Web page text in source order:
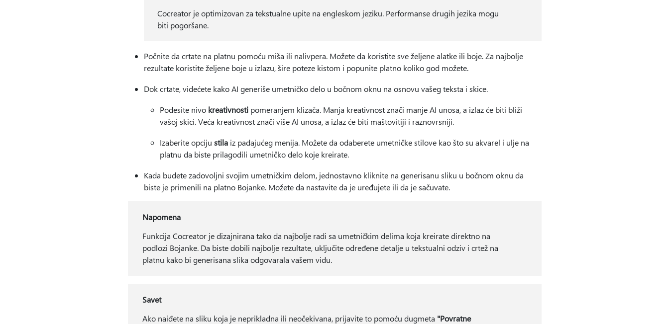
Cocreator je optimizovan za tekstualne upite na engleskom jeziku. Performanse drugih jezika mogu
biti pogoršane.
Počnite da crtate na platnu pomoću miša ili nalivpera. Možete da koristite sve željene alatke ili boje. Za najbolje
rezultate koristite željene boje u izlazu, šire poteze kistom i popunite platno koliko god možete.
Dok crtate, videćete kako AI generiše umetničko delo u bočnom oknu na osnovu vašeg teksta i skice.
Podesite nivo kreativnostipomeranjem klizača. Manja kreativnost znači manje AI unosa, a izlaz će biti bliži
vašoj skici. Veća kreativnost znači više AI unosa, a izlaz će biti maštovitiji i raznovrsniji.
Izaberite opciju stilaiz padajućeg menija. Možete da odaberete umetničke stilove kao što su akvarel i ulje na
platnu da biste prilagodili umetničko delo koje kreirate.
Kada budete zadovoljni svojim umetničkim delom, jednostavno kliknite na generisanu sliku u bočnom oknu da
biste je primenili na platno Bojanke. Možete da nastavite da je uređujete ili da je sačuvate.
Napomena
Funkcija Cocreator je dizajnirana tako da najbolje radi sa umetničkim delima koja kreirate direktno na
podlozi Bojanke. Da biste dobili najbolje rezultate, uključite određene detalje u tekstualni odziv i crtež na
platnu kako bi generisana slika odgovarala vašem vidu.
Savet
Ako naiđete na sliku koja je neprikladna ili neočekivana, prijavite to pomoću dugmeta "Povratne